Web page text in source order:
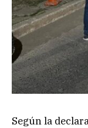
Según la